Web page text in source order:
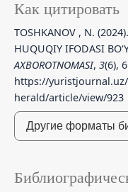
Как цитировать
TOSHKANOV , N.
HUQUQIY IFODASI
AXBOROTNOMASI, 3(6),
https://
herald/article/view/923
Другие форматы